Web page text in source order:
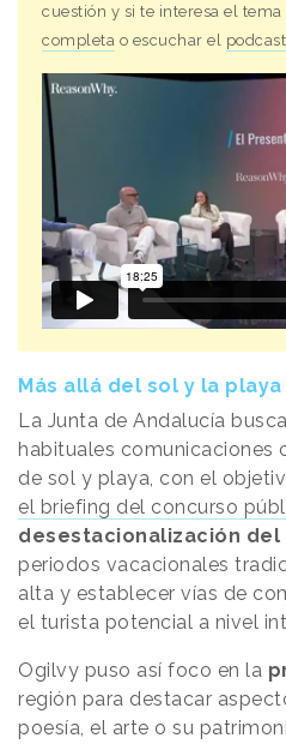
cuestión y si te interesa el
completa o escuchar el
Más allá del sol y la playa
La Junta de Andalucía
habituales comunicaciones
de sol y playa, con el
el briefing del concurso
desestacionalización del
periodos vacacionales
alta y establecer vías de
el turista potencial a nivel
Ogilvy puso así foco en la
región para destacar
poesía, el arte o su